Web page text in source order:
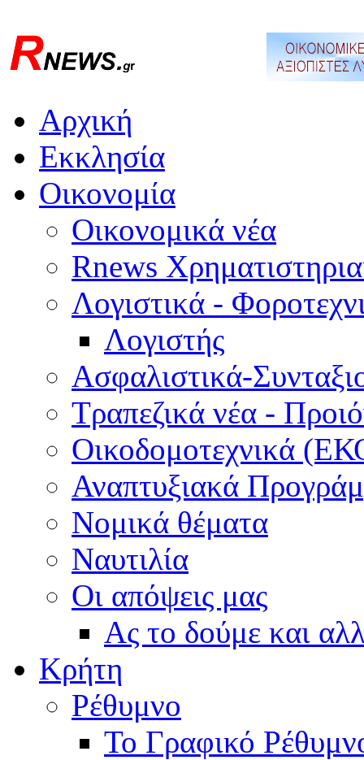
Αρχική
Εκκλησία
Οικονομία
Οικονομικά νέα
Rnews
Λογιστικά -
Λογιστής
Ασφαλιστικά-
Τραπεζικά νέα -
Οικοδομοτεχνικά
Αναπτυξιακά
Νομικά θέματα
Ναυτιλία
Οι απόψεις μας
Ας το δούμε και
Κρήτη
Ρέθυμνο
Το Γραφικό